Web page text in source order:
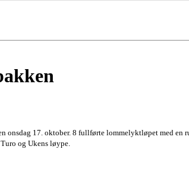
17. oktober. 8 fullførte lommelyktløpet med en
og Ukens løype.